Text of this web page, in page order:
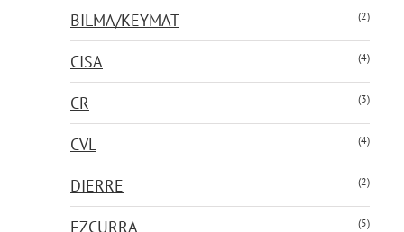
BILMA/KEYMAT (2)
CISA (4)
CR (3)
CVL (4)
DIERRE (2)
EZCURRA (5)